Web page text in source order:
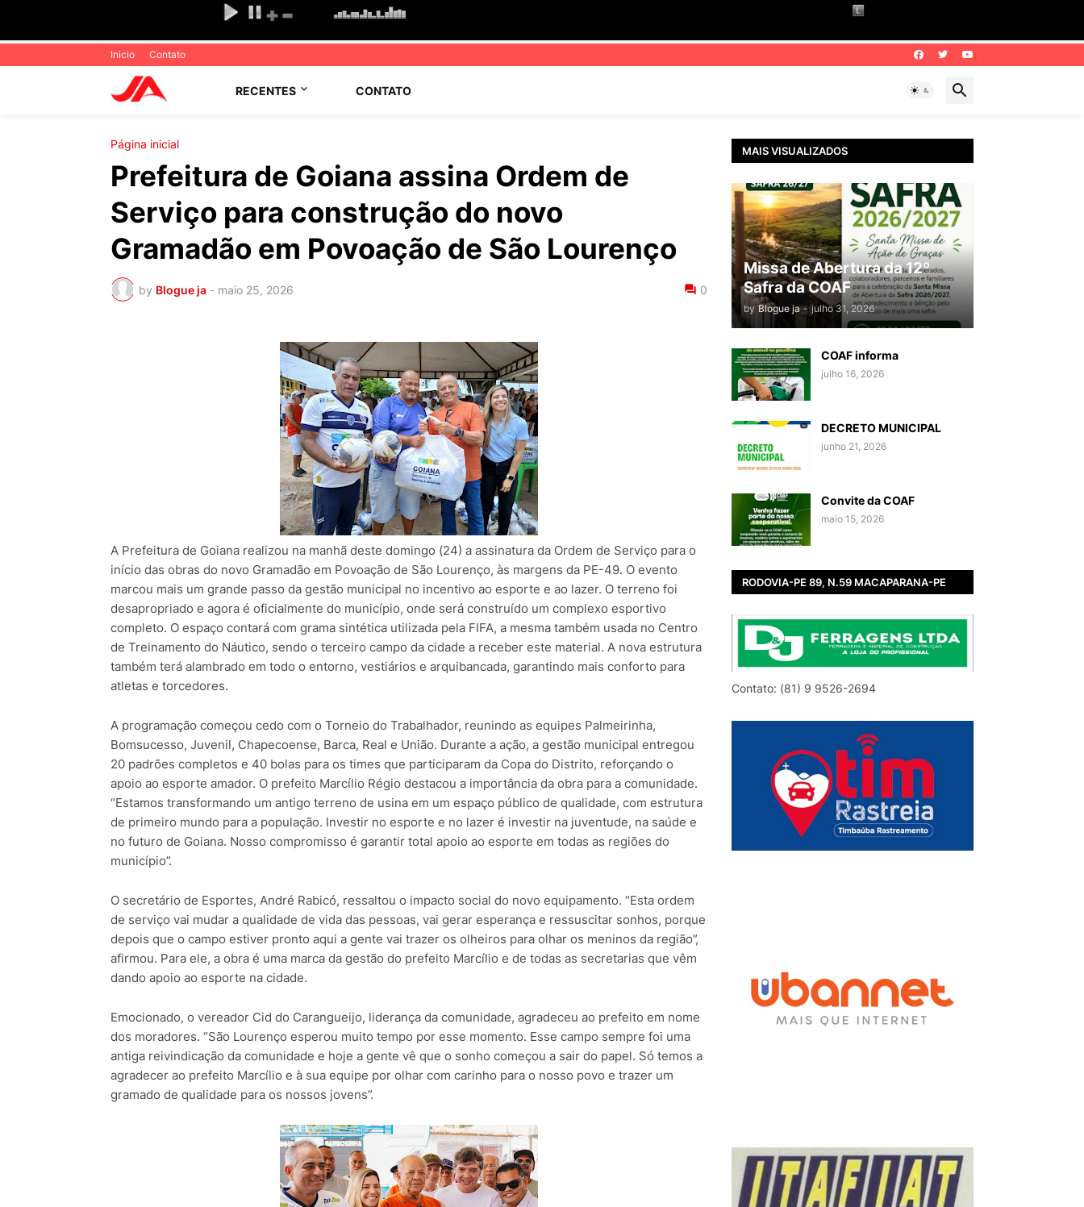
Inicio Contato
RECENTES CONTATO
Página inicial
Prefeitura de Goiana assina Ordem de
Serviço para construção do novo
Gramadão em Povoação de São Lourenço
by Blogue ja - maio 25, 2026 0
A Prefeitura de Goiana realizou na manhã deste domingo (24) a assinatura da Ordem de Serviço para o
início das obras do novo Gramadão em Povoação de São Lourenço, às margens da PE-49. O evento
marcou mais um grande passo da gestão municipal no incentivo ao esporte e ao lazer. O terreno foi
desapropriado e agora é oficialmente do município, onde será construído um complexo esportivo
completo. O espaço contará com grama sintética utilizada pela FIFA, a mesma também usada no Centro
de Treinamento do Náutico, sendo o terceiro campo da cidade a receber este material. A nova estrutura
também terá alambrado em todo o entorno, vestiários e arquibancada, garantindo mais conforto para
atletas e torcedores.
A programação começou cedo com o Torneio do Trabalhador, reunindo as equipes Palmeirinha,
Bomsucesso, Juvenil, Chapecoense, Barca, Real e União. Durante a ação, a gestão municipal entregou
20 padrões completos e 40 bolas para os times que participaram da Copa do Distrito, reforçando o
apoio ao esporte amador. O prefeito Marcílio Régio destacou a importância da obra para a comunidade.
“Estamos transformando um antigo terreno de usina em um espaço público de qualidade, com estrutura
de primeiro mundo para a população. Investir no esporte e no lazer é investir na juventude, na saúde e
no futuro de Goiana. Nosso compromisso é garantir total apoio ao esporte em todas as regiões do
município”.
O secretário de Esportes, André Rabicó, ressaltou o impacto social do novo equipamento. “Esta ordem
de serviço vai mudar a qualidade de vida das pessoas, vai gerar esperança e ressuscitar sonhos, porque
depois que o campo estiver pronto aqui a gente vai trazer os olheiros para olhar os meninos da região”,
afirmou. Para ele, a obra é uma marca da gestão do prefeito Marcílio e de todas as secretarias que vêm
dando apoio ao esporte na cidade.
Emocionado, o vereador Cid do Carangueijo, liderança da comunidade, agradeceu ao prefeito em nome
dos moradores. “São Lourenço esperou muito tempo por esse momento. Esse campo sempre foi uma
antiga reivindicação da comunidade e hoje a gente vê que o sonho começou a sair do papel. Só temos a
agradecer ao prefeito Marcílio e à sua equipe por olhar com carinho para o nosso povo e trazer um
gramado de qualidade para os nossos jovens”.
MAIS VISUALIZADOS
Missa de Abertura da 12º
Safra da COAF
by Blogue ja - julho 31, 2026
COAF informa
julho 16, 2026
DECRETO MUNICIPAL
junho 21, 2026
Convite da COAF
maio 15, 2026
RODOVIA-PE 89, N.59 MACAPARANA-PE
Contato: (81) 9 9526-2694